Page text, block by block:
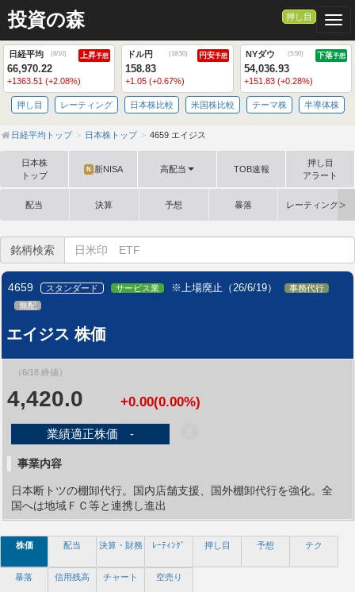
投資の森 押し目
日経平均 (8/10) 上昇予想
66,970.22
+1363.51 (+2.08%)
ドル円 (18:50) 円安予想
158.83
+1.05 (+0.67%)
NYダウ (5:50) 下落予想
54,036.93
+151.83 (+0.28%)
押し目 レーティング 日本株比較 米国株比較 テーマ株 半導体株
日経平均トップ 日本株トップ 4659 エイジス
日本株
トップ
N 新NISA 高配当 TOB速報
押し目
アラート
配当 決算 予想 暴落 レーティング格
銘柄検索
4659 スタンダード サービス業 ※上場廃止（26/6/19）
事務代行
無配
エイジス 株価
（6/18 終値）
4,420.0 +0.00(0.00%)
業績適正株価 -
事業内容
日本断トツの棚卸代行。国内店舗支援、国外棚卸代行を強化。全
国へは地域ＦＣ等と連携し進出
株価 配当 決算・財務 ﾚｰﾃｨﾝｸﾞ 押し目 予想 テク
暴落 信用残高 チャート 空売り